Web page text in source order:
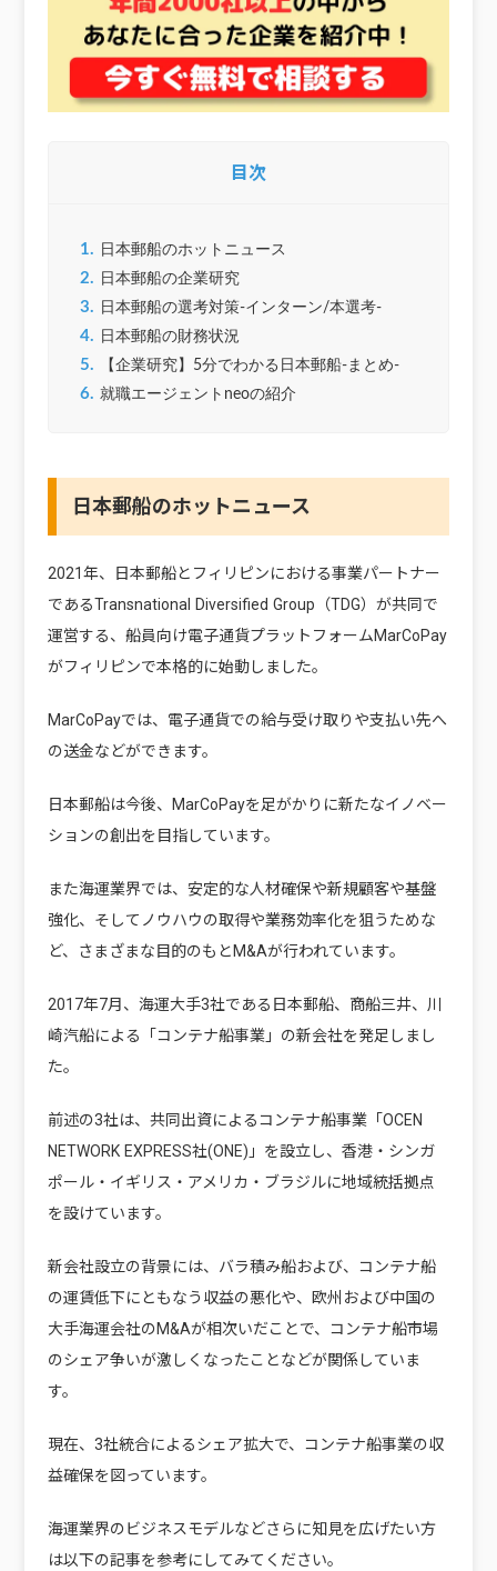
目次
1. 日本郵船のホットニュース
2. 日本郵船の企業研究
3. 日本郵船の選考対策‐インターン/本選考‐
4. 日本郵船の財務状況
5. 【企業研究】5分でわかる日本郵船-まとめ-
6. 就職エージェントneoの紹介
日本郵船のホットニュース
2021年、日本郵船とフィリピンにおける事業パートナー
であるTransnational Diversified Group（TDG）が共同で
運営する、船員向け電子通貨プラットフォームMarCoPay
がフィリピンで本格的に始動しました。
MarCoPayでは、電子通貨での給与受け取りや支払い先へ
の送金などができます。
日本郵船は今後、MarCoPayを足がかりに新たなイノベー
ションの創出を目指しています。
また海運業界では、安定的な人材確保や新規顧客や基盤
強化、そしてノウハウの取得や業務効率化を狙うためな
ど、さまざまな目的のもとM&Aが行われています。
2017年7月、海運大手3社である日本郵船、商船三井、川
崎汽船による「コンテナ船事業」の新会社を発足しまし
た。
前述の3社は、共同出資によるコンテナ船事業「OCEN
NETWORK EXPRESS社(ONE)」を設立し、香港・シンガ
ポール・イギリス・アメリカ・ブラジルに地域統括拠点
を設けています。
新会社設立の背景には、バラ積み船および、コンテナ船
の運賃低下にともなう収益の悪化や、欧州および中国の
大手海運会社のM&Aが相次いだことで、コンテナ船市場
のシェア争いが激しくなったことなどが関係していま
す。
現在、3社統合によるシェア拡大で、コンテナ船事業の収
益確保を図っています。
海運業界のビジネスモデルなどさらに知見を広げたい方
は以下の記事を参考にしてみてください。